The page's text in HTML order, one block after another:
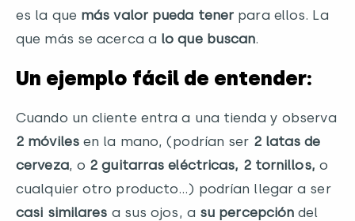
es la que más valor pueda tener para ellos. La
que más se acerca a lo que buscan.
Un ejemplo fácil de entender:
Cuando un cliente entra a una tienda y observa
2 móvilesen la mano, (podrían ser 2 latas de
cerveza, o 2 guitarras eléctricas, 2 tornillos, o
cualquier otro producto…) podrían llegar a ser
casi similares a sus ojos, a su percepción del